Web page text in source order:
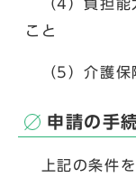
（4）負担能
こと
（5）介護保
申請の手
上記の条件を